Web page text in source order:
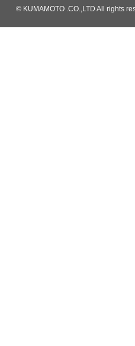
© KUMAMOTO .CO.,LTD All rights